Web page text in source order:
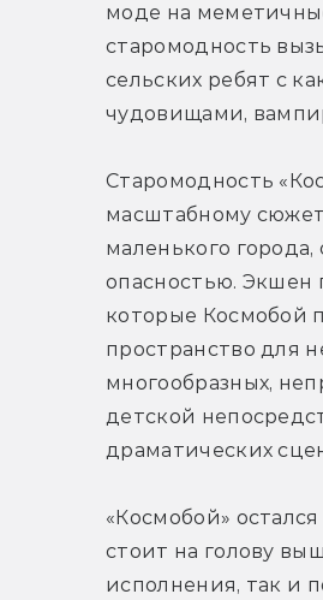
моде на
старомодность
сельских ребят с
чудовищами,
Старомодность
масштабному
маленького города,
опасностью.
которые Космобой
пространство для
многообразных,
детской
драматических
«Космобой»
стоит на голову
исполнения, так и